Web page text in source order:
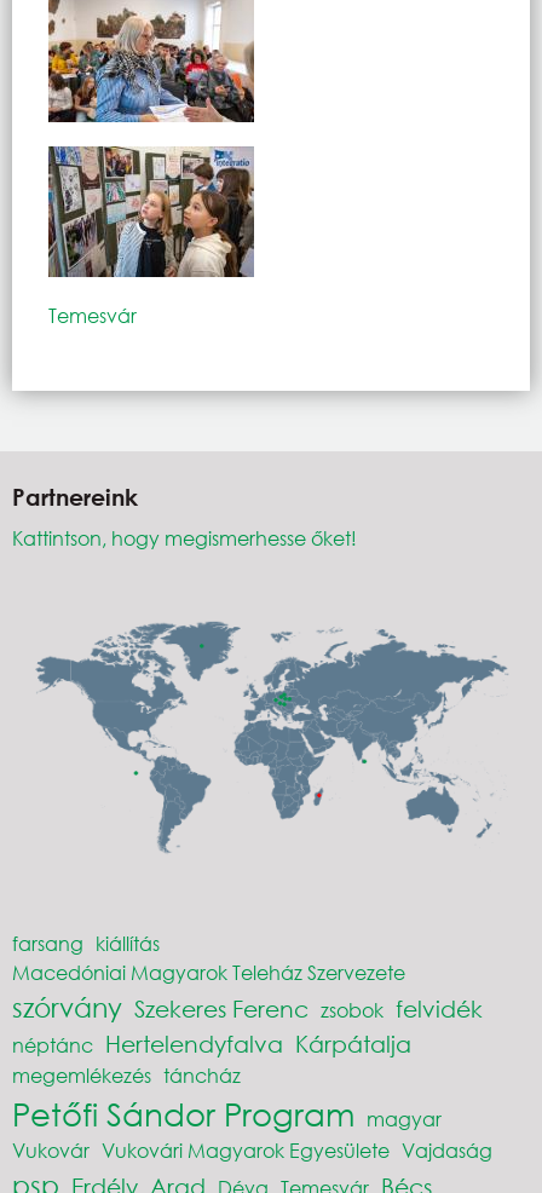
Temesvár
Partnereink
Kattintson, hogy megismerhesse őket!
farsang kiállítás
Macedóniai Magyarok Teleház Szervezete
szórvány Szekeres Ferenc zsobok felvidék
néptánc Hertelendyfalva Kárpátalja
megemlékezés táncház
Petőfi Sándor Program magyar
Vukovár Vukovári Magyarok Egyesülete Vajdaság
psp Erdély Arad Déva Temesvár Bécs